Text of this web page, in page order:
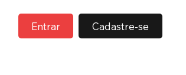
Entrar Cadastre-se